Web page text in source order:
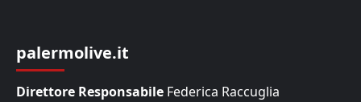
palermolive.it
Direttore Responsabile Federica Raccuglia